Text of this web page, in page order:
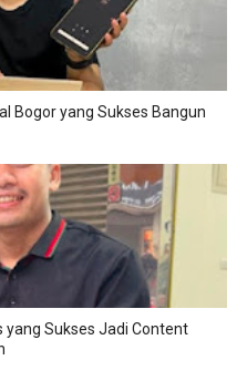
Bogor yang Sukses Bangun
yang Sukses Jadi Content